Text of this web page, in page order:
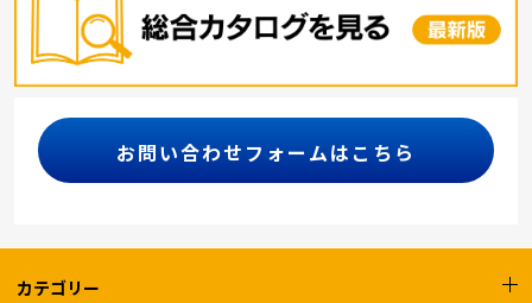
お問い合わせフォームはこちら
カテゴリー